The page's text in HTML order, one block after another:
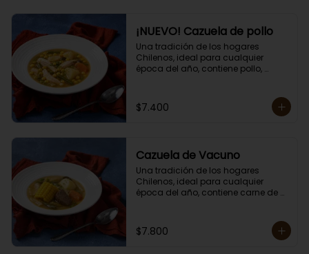
¡NUEVO! Cazuela de pollo
Una tradición de los hogares
Chilenos, ideal para cualquier
época del año, contiene pollo,
Porción individual lista para servir
de 400 grs. Cero lacto.
$7.400
Cazuela de Vacuno
Una tradición de los hogares
Chilenos, ideal para cualquier
época del año, contiene carne de
Porción individual lista para servir
de 400 grs. Cero lacto.
$7.800